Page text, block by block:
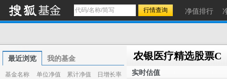
净值排行
最近浏览 我的基金
基金名称 单位净值 累计净值 日增长率
农银医疗精选股票C
实时估值